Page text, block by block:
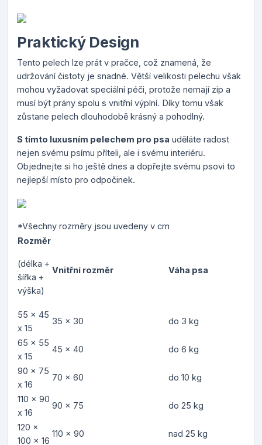
Praktický Design
Tento pelech lze prát v pračce, což znamená, že
udržování čistoty je snadné. Větší velikosti pelechu však
mohou vyžadovat speciální péči, protože nemají zip a
musí být prány spolu s vnitřní výplní. Díky tomu však
zůstane pelech dlouhodobě krásný a pohodlný.
S tímto luxusním pelechem pro psa uděláte radost
nejen svému psímu příteli, ale i svému interiéru.
Objednejte si ho ještě dnes a dopřejte svému psovi to
nejlepší místo pro odpočinek.
*Všechny rozměry jsou uvedeny v cm
Rozměr
(délka +
šířka +
výška)
Vnitřní rozměr Váha psa
55 x 45
x 15
35 x 30 do 3 kg
65 x 55
x 15
45 x 40 do 6 kg
90 x 75
x 16
70 x 60 do 10 kg
110 x 90
x 16
90 x 75 do 25 kg
120 x
100 x 16
110 x 90 nad 25 kg